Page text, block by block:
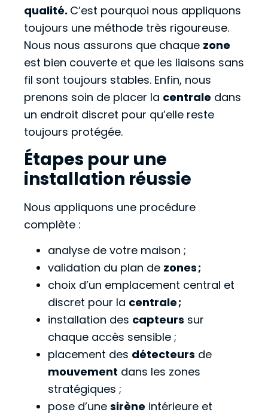
qualité. C’est pourquoi nous appliquons
toujours une méthode très rigoureuse.
Nous nous assurons que chaque zone
est bien couverte et que les liaisons sans
fil sont toujours stables. Enfin, nous
prenons soin de placer la centrale dans
un endroit discret pour qu’elle reste
toujours protégée.
Étapes pour une
installation réussie
Nous appliquons une procédure
complète :
analyse de votre maison ;
validation du plan de zones ;
choix d’un emplacement central et
discret pour la centrale ;
installation des capteurs sur
chaque accès sensible ;
placement des détecteurs de
mouvement dans les zones
stratégiques ;
pose d’une sirène intérieure et